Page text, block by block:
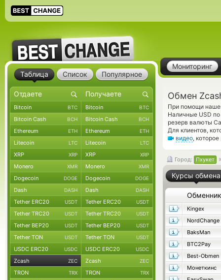
Мониторинг
Обмен
При помощи
Наличные USD
резерв валюты
Для клиентов,
видео,
Город: Пхукет
Курсы обмена
Обменник
Kingex
NordChange
BaksMan
BTC2Pay
Best-Obmen
Монеткинс
Таблица Список Популярное
Bitcoin BTC Bitcoin BTC
Bitcoin Cash BCH Bitcoin Cash BCH
Ethereum ETH Ethereum ETH
Litecoin LTC Litecoin LTC
XRP XRP XRP XRP
Monero XMR Monero XMR
Dogecoin DOGE Dogecoin DOGE
Dash DASH Dash DASH
Tether ERC20 USDT Tether ERC20 USDT
Tether TRC20 USDT Tether TRC20 USDT
Tether BEP20 USDT Tether BEP20 USDT
Tether TON USDT Tether TON USDT
USDC ERC20 USDC USDC ERC20 USDC
Zcash ZEC Zcash ZEC
TRON TRX TRON TRX